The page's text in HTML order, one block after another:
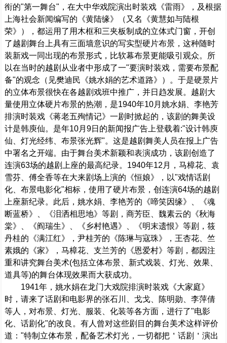
衔的"第一舞台"，在大中华戏院演出时装戏《雷雨》，及根据
上海社会新闻编写的《黄陆缘》（又名《黄慧如与陆根
荣》），都运用了用木框和三夹板制成的立体式门窗，开创
了越剧舞台上具有三面墙意识的写实型硬片布景，这种随时
装新戏一同出现的布景形式，比软幕布景更能吸引观众。所
以在当时的越剧从业者中形成了一"要演时装戏，需要布景配
备"的观念（见樊迪民《姚水娟的艺术道路》）。于是硬景片
的立体布景很快在各越剧戏班中推广，并日趋发展。越剧大
量使用立体硬片布景的热潮，是1940年10月姚水娟、李艳芳
排演时装戏《蒋老五殉情记》一剧时掀起的，该剧的舞美设
计是韩庾仙。是年10月9日的新闻报广告上登载着:"设计韩庾
仙、灯光经纬、布景张光辉"。这是越剧舞美人员在报上广告
中署名之开端。由于舞台美术新颖和表演成功，该剧创造了
连演63场的越剧上座的最高纪录。1940年12月，马樟花、袁
雪芬、傅全香等在大来剧场上演的《恒娘》，以"戏情话剧
化、布景电影化"相标，使用了硬片布景，创连演64场的越剧
上座新纪录。此后，姚水娟、李艳芳的《啼笑因缘》、《魂
断蓝桥》、《泪洒相思地》等剧，商芳臣、魏素云的《秋海
棠》、《阎瑞生》、《乡村艳遇》、《明末遗恨》等剧，筱
丹桂的《满江红》，尹桂芳的《陈琳与寇珠》，王杏花、竺
素娥的《家》，马樟花、支兰芳的《恩爱村》等剧，都因注
重和讲究舞台美术(包括立体布景、新式戏装、灯光、效果、
道具等)的舞台体现效果而大获成功。
1941年，姚水娟在龙门大戏院排演时装戏《大家庭》
时，请来了话剧和电影界的张石川、戈戈、陈明勋、李萍倩
等人，对布景、灯光、服装、化装等各方面，进行了"电影
化、话剧化"的改良。有人曾对这些剧目的舞台美术这样评价
道："特制立体布景，配备艺术灯光，一切都把＇话剧＇演出